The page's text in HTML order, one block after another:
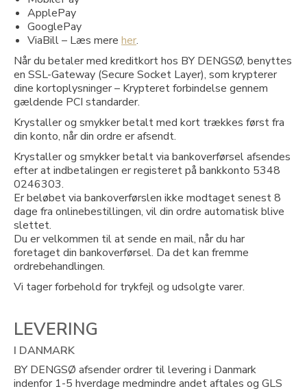
ApplePay
GooglePay
ViaBill – Læs mere her.
Når du betaler med kreditkort hos BY DENGSØ, benyttes
en SSL-Gateway (Secure Socket Layer), som krypterer
dine kortoplysninger – Krypteret forbindelse gennem
gældende PCI standarder.
Krystaller og smykker betalt med kort trækkes først fra
din konto, når din ordre er afsendt.
Krystaller og smykker betalt via bankoverførsel afsendes
efter at indbetalingen er registeret på bankkonto 5348
0246303.
Er beløbet via bankoverførslen ikke modtaget senest 8
dage fra onlinebestillingen, vil din ordre automatisk blive
slettet.
Du er velkommen til at sende en mail, når du har
foretaget din bankoverførsel. Da det kan fremme
ordrebehandlingen.
Vi tager forbehold for trykfejl og udsolgte varer.
LEVERING
I DANMARK
BY DENGSØ afsender ordrer til levering i Danmark
indenfor 1-5 hverdage medmindre andet aftales og GLS